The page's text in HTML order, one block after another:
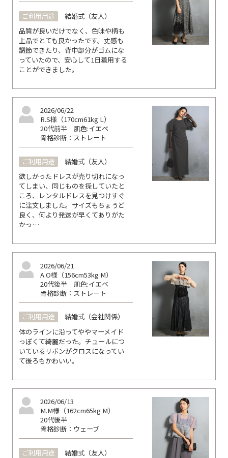
ご利用用途
結婚式（友人）
品質が良いだけでなく、色味や柄も
上品でとても良かったです。丈感も
調節できたり、背中部分がゴムにな
っていたので、安心して1日着用する
ことができました。
2026/06/22
R.S様（170cm61kg L）
20代前半 肌色:イエベ
骨格診断：ストレート
ご利用用途
結婚式（友人）
欲しかったドレスが売り切れになっ
てしまい、同じものを探していたと
ころ、レンタルドレスを見つけすぐ
に注文しました。サイズもちょうど
良く、何より発送が早くてありがた
かっ…
2026/06/21
A.O様（156cm53kg M）
20代後半 肌色:イエベ
骨格診断：ストレート
ご利用用途
結婚式（会社関係）
体のラインに沿ってややマーメイド
っぽくて綺麗だった。チュールにつ
いているリボンがクロスになってい
て後ろもかわいい。
2026/06/13
M.M様（162cm65kg M）
20代後半
骨格診断：ウェーブ
ご利用用途
結婚式（友人）